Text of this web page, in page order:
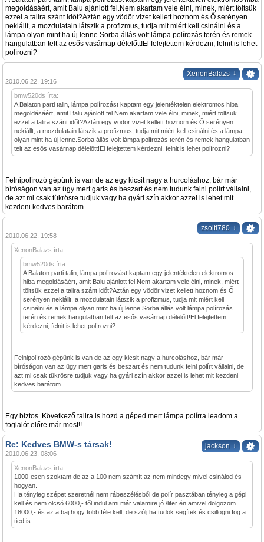
megoldásáért, amit Balu ajánlott fel.Nem akartam vele élni, minek, miért töltsük
ezzel a talira szánt időt?Aztán egy vödör vizet kellett hoznom és Ő serényen
nekiállt, a mozdulatain látszik a profizmus, tudja mit miért kell csinálni és a
lámpa olyan mint ha új lenne.Sorba állás volt lámpa polírozás terén és remek
hangulatban telt az esős vasárnap délelőtt!El felejtettem kérdezni, felnit is lehet
polírozni?
XenonBalazs ↓
2010.06.22. 19:16
bmw520ds írta:
A Balaton parti talin, lámpa polírozást kaptam egy jelentéktelen elektromos hiba
megoldásáért, amit Balu ajánlott fel.Nem akartam vele élni, minek, miért töltsük
ezzel a talira szánt időt?Aztán egy vödör vizet kellett hoznom és Ő serényen
nekiállt, a mozdulatain látszik a profizmus, tudja mit miért kell csinálni és a lámpa
olyan mint ha új lenne.Sorba állás volt lámpa polírozás terén és remek hangulatban
telt az esős vasárnap délelőtt!El felejtettem kérdezni, felnit is lehet polírozni?
Felnipolírozó gépünk is van de az egy kicsit nagy a hurcoláshoz, bár már
bíróságon van az ügy mert garis és beszart és nem tudunk felni polírt vállalni,
de azt mi csak tükrösre tudjuk vagy ha gyári szín akkor azzel is lehet mit
kezdeni kedves barátom.
zsolti780 ↓
2010.06.22. 19:58
XenonBalazs írta:
bmw520ds írta:
A Balaton parti talin, lámpa polírozást kaptam egy jelentéktelen elektromos
hiba megoldásáért, amit Balu ajánlott fel.Nem akartam vele élni, minek, miért
töltsük ezzel a talira szánt időt?Aztán egy vödör vizet kellett hoznom és Ő
serényen nekiállt, a mozdulatain látszik a profizmus, tudja mit miért kell
csinálni és a lámpa olyan mint ha új lenne.Sorba állás volt lámpa polírozás
terén és remek hangulatban telt az esős vasárnap délelőtt!El felejtettem
kérdezni, felnit is lehet polírozni?
Felnipolírozó gépünk is van de az egy kicsit nagy a hurcoláshoz, bár már
bíróságon van az ügy mert garis és beszart és nem tudunk felni polírt vállalni, de
azt mi csak tükrösre tudjuk vagy ha gyári szín akkor azzel is lehet mit kezdeni
kedves barátom.
Egy biztos. Következő talira is hozd a géped mert lámpa polírra leadom a
foglalót előre már most!!
jackson ↓
Re: Kedves BMW-s társak!
2010.06.23. 08:06
XenonBalazs írta:
1000-esen szoktam de az a 100 nem számít az nem mindegy mivel csinálod és
hogyan.
Ha tényleg szépet szeretnél nem rábeszélésből de polír pasztában tényleg a gépi
kell és nem olcsó 6000,- től indul ami már valamire jó /liter én amivel dolgozom
18000,- és az a baj hogy több féle kell, de szólj ha tudok segítek és csillogni fog a
tied is.